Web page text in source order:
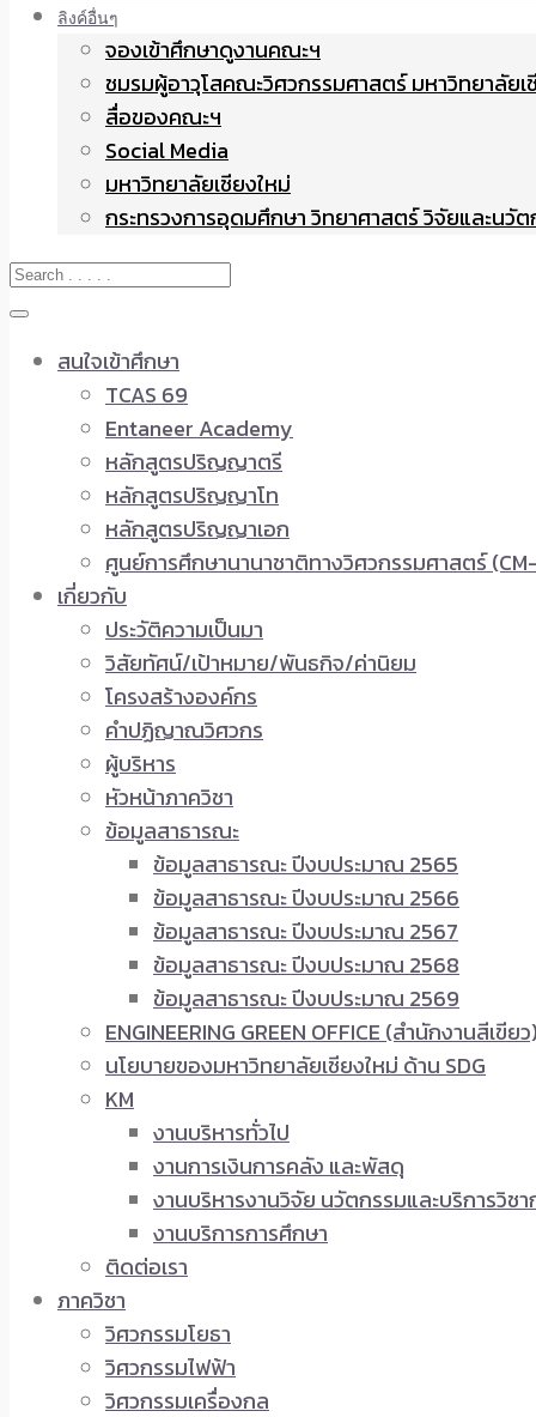
ลิงค์อื่นๆ
จองเข้าศึกษาดูงานคณะฯ
ชมรมผู้อาวุโสคณะวิศวกรรมศาสตร์ มหาวิทยาลัยเ
สื่อของคณะฯ
Social Media
มหาวิทยาลัยเชียงใหม่
กระทรวงการอุดมศึกษา วิทยาศาสตร์ วิจัยและนวั
สนใจเข้าศึกษา
TCAS 69
Entaneer Academy
หลักสูตรปริญญาตรี
หลักสูตรปริญญาโท
หลักสูตรปริญญาเอก
ศูนย์การศึกษานานาชาติทางวิศวกรรมศาสตร์
เกี่ยวกับ
ประวัติความเป็นมา
วิสัยทัศน์/เป้าหมาย/พันธกิจ/ค่านิยม
โครงสร้างองค์กร
คำปฏิญาณวิศวกร
ผู้บริหาร
หัวหน้าภาควิชา
ข้อมูลสาธารณะ
ข้อมูลสาธารณะ ปีงบประมาณ 2565
ข้อมูลสาธารณะ ปีงบประมาณ 2566
ข้อมูลสาธารณะ ปีงบประมาณ 2567
ข้อมูลสาธารณะ ปีงบประมาณ 2568
ข้อมูลสาธารณะ ปีงบประมาณ 2569
ENGINEERING GREEN OFFICE (สำนักงานสีเขีย
นโยบายของมหาวิทยาลัยเชียงใหม่ ด้าน SDG
KM
งานบริหารทั่วไป
งานการเงินการคลัง และพัสดุ
งานบริหารงานวิจัย นวัตกรรมและบริการวิชา
งานบริการการศึกษา
ติดต่อเรา
ภาควิชา
วิศวกรรมโยธา
วิศวกรรมไฟฟ้า
วิศวกรรมเครื่องกล